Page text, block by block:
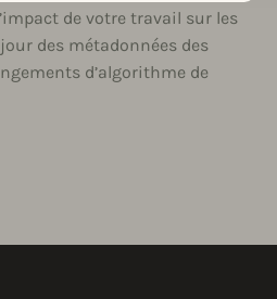
de votre travail sur les
des métadonnées des
d’algorithme de